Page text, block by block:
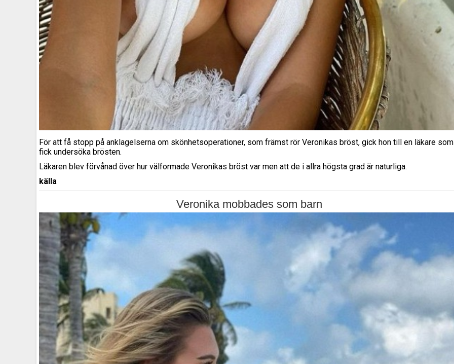
För att få stopp på anklagelserna om skönhetsoperationer, som främst rör Veronikas bröst, gick hon till en läkare som
fick undersöka brösten.
Läkaren blev förvånad över hur välformade Veronikas bröst var men att de i allra högsta grad är naturliga.
källa
Veronika mobbades som barn